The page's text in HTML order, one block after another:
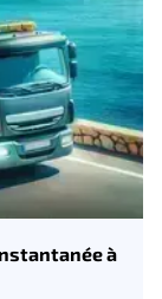
à